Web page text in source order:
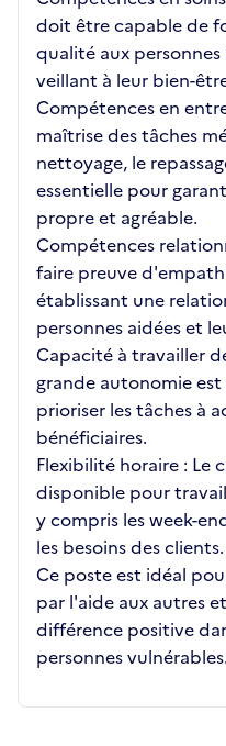
doit être capable de
qualité aux
veillant à leur bien-
Compétences en
maîtrise des tâches
nettoyage, le
essentielle pour
propre et agréable.
Compétences
faire preuve
établissant une
personnes aidées et
Capacité à travailler
grande autonomie
prioriser les tâches à
bénéficiaires.
Flexibilité horaire :
disponible pour
y compris les week-
les besoins des clients.
Ce poste est idéal
par l'aide aux autres
différence positive
personnes vulnérables.